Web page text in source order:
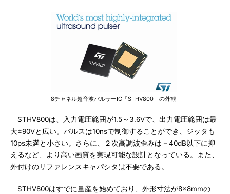
8チャネル超音波パルサーIC「STHV800」の外観
STHV800は、入力電圧範囲が1.5～3.6Vで、出力電圧範囲は最
大±90Vと広い。パルスは10nsで制御することができ、ジッタも
10ps未満と小さい。さらに、２次高調波歪みは－40dB以下に抑
えるなど、より高い画質を実現可能な設計となっている。また、
外付けのリファレンスキャパシタは不要である。
STHV800はすでに量産を始めており、外形寸法が8×8mmの